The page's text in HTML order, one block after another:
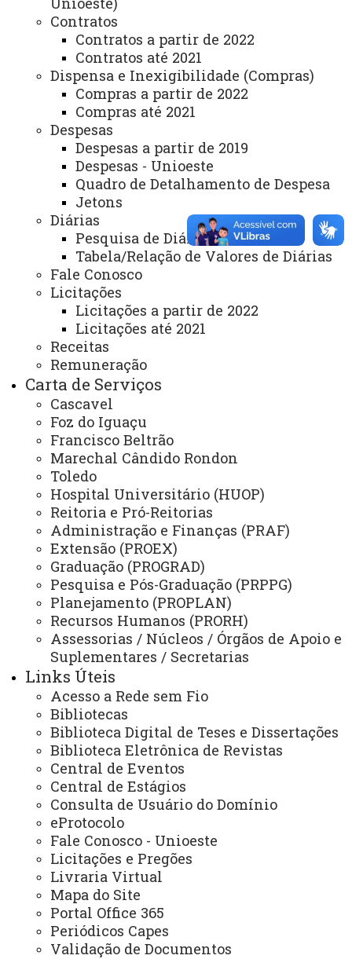
Contratos
Contratos a partir de 2022
Contratos até 2021
Dispensa e Inexigibilidade (Compras)
Compras a partir de 2022
Compras até 2021
Despesas
Despesas a partir de 2019
Despesas - Unioeste
Quadro de Detalhamento de Despesa
Jetons
Diárias
Pesquisa de Diárias
Tabela/Relação de Valores de Diárias
Fale Conosco
Licitações
Licitações a partir de 2022
Licitações até 2021
Receitas
Remuneração
Carta de Serviços
Cascavel
Foz do Iguaçu
Francisco Beltrão
Marechal Cândido Rondon
Toledo
Hospital Universitário (HUOP)
Reitoria e Pró-Reitorias
Administração e Finanças (PRAF)
Extensão (PROEX)
Graduação (PROGRAD)
Pesquisa e Pós-Graduação (PRPPG)
Planejamento (PROPLAN)
Recursos Humanos (PRORH)
Assessorias / Núcleos / Órgãos de Apoio e
Suplementares / Secretarias
Links Úteis
Acesso a Rede sem Fio
Bibliotecas
Biblioteca Digital de Teses e Dissertações
Biblioteca Eletrônica de Revistas
Central de Eventos
Central de Estágios
Consulta de Usuário do Domínio
eProtocolo
Fale Conosco - Unioeste
Licitações e Pregões
Livraria Virtual
Mapa do Site
Portal Office 365
Periódicos Capes
Validação de Documentos
Acesso Restrito (Editores do Portal)
Arquivo Virtual
Bibliotecas
Identidade Visual
Mapa do Site
Portal Office 365
Sistemas
Webmail
REITORIA
Secretaria Geral
Gabinete Reitoria
Secretaria dos Conselhos Superiores
PRÓ-REITORIAS
Administração e Finanças
Extensão
Graduação
Pesquisa/Pós Graduação
Recursos Humanos
Planejamento
ASSESSORIAS
Assistência Estudantil
Auditoria Interna
Avaliação Institucional
Convênios e Captação de Recursos
Corregedoria da Unioeste
Comunicação Social
Igualdade e Promoção Social
Jurídica
Sistema de Controle Interno, Integridade e Compliance